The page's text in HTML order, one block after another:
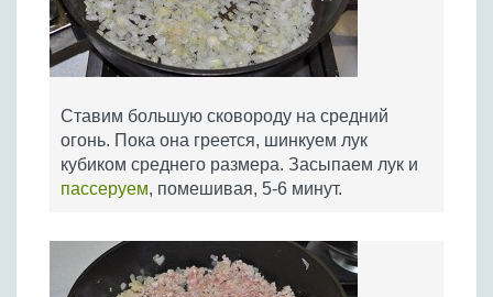
Ставим большую сковороду на средний
огонь. Пока она греется, шинкуем лук
кубиком среднего размера. Засыпаем лук и
пассеруем, помешивая, 5-6 минут.